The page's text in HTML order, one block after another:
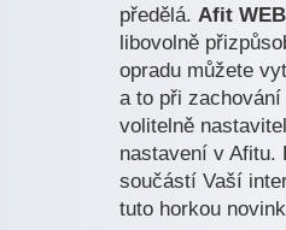
předělá. Afit WEB
libovolně
opradu můžete
a to při
volitelně
nastavení v Afitu.
součástí Vaší
tuto horkou